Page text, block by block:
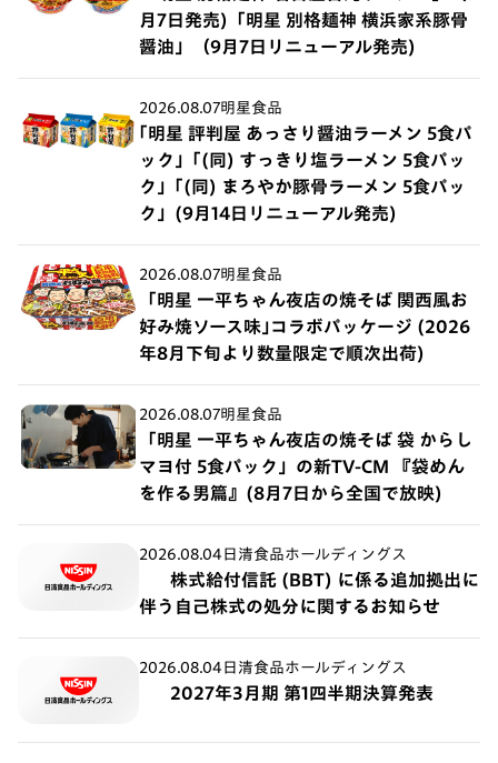
月7日発売)「明星 別格麺神 横浜家系豚骨
醤油」（9月7日リニューアル発売)
2026.08.07明星食品
｢明星 評判屋 あっさり醤油ラーメン 5食パ
ック」｢(同) すっきり塩ラーメン 5食パッ
ク」｢(同) まろやか豚骨ラーメン 5食パッ
ク」(9月14日リニューアル発売)
2026.08.07明星食品
「明星 一平ちゃん夜店の焼そば 関西風お
好み焼ソース味｣コラボパッケージ (2026
年8月下旬より数量限定で順次出荷)
2026.08.07明星食品
「明星 一平ちゃん夜店の焼そば 袋 からし
マヨ付 5食パック」の新TV-CM 『袋めん
を作る男篇』(8月7日から全国で放映)
2026.08.04 日清食品ホールディングス
株式給付信託 (BBT) に係る追加拠出に
伴う自己株式の処分に関するお知らせ
2026.08.04 日清食品ホールディングス
2027年3月期 第1四半期決算発表